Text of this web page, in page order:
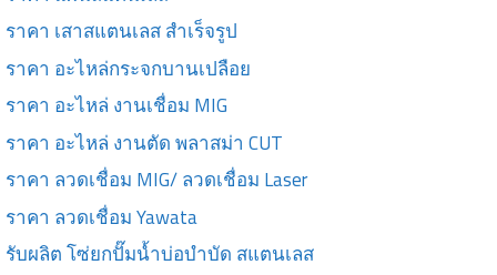
ราคา เสาสแตนเลส สำเร็จรูป
ราคา อะไหล่กระจกบานเปลือย
ราคา อะไหล่ งานเชื่อม MIG
ราคา อะไหล่ งานตัด พลาสม่า CUT
ราคา ลวดเชื่อม MIG/ ลวดเชื่อม Laser
ราคา ลวดเชื่อม Yawata
รับผลิต โซ่ยกปั๊มน้ำบ่อบำบัด สแตนเลส